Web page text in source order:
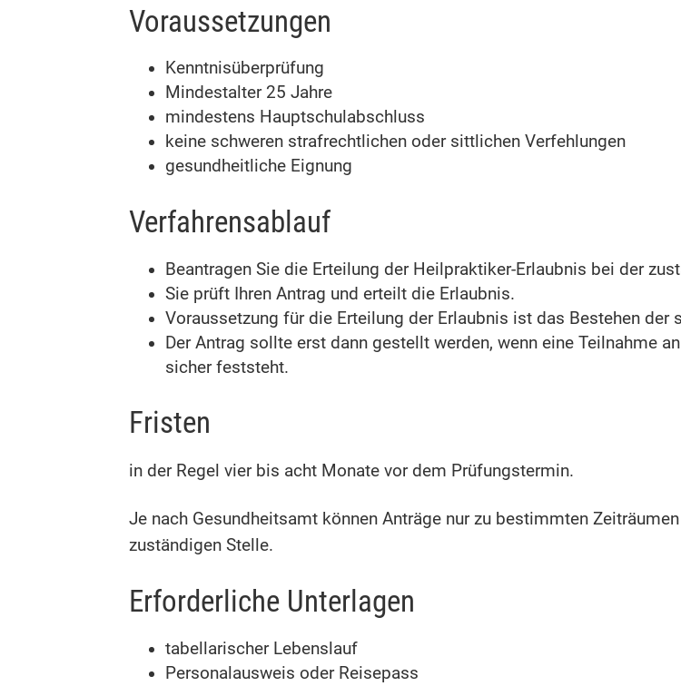
Voraussetzungen
Kenntnisüberprüfung
Mindestalter 25 Jahre
mindestens Hauptschulabschluss
keine schweren strafrechtlichen oder sittlichen Verfehlungen
gesundheitliche Eignung
Verfahrensablauf
Beantragen Sie die Erteilung der Heilpraktiker-Erlaubnis bei der
Sie prüft Ihren Antrag und erteilt die Erlaubnis.
Voraussetzung für die Erteilung der Erlaubnis ist das Bestehen
Der Antrag sollte erst dann gestellt werden, wenn eine Teilnahme
sicher feststeht.
Fristen
in der Regel vier bis acht Monate vor dem Prüfungstermin.
Je nach Gesundheitsamt können Anträge nur zu bestimmten
zuständigen Stelle.
Erforderliche Unterlagen
tabellarischer Lebenslauf
Personalausweis oder Reisepass